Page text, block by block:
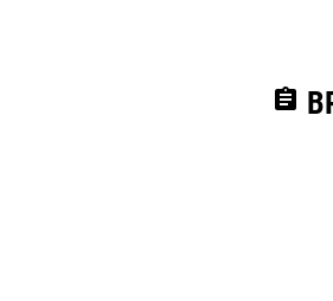
assignment